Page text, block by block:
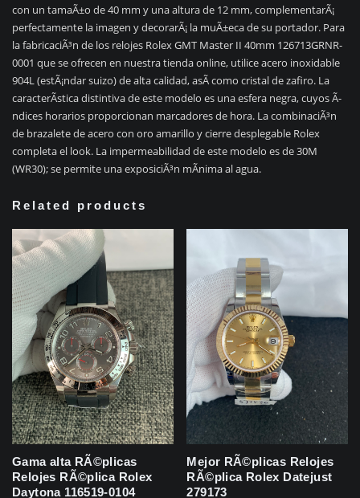
con un tamaÃ±o de 40 mm y una altura de 12 mm, complementarÃ¡
perfectamente la imagen y decorarÃ¡ la muÃ±eca de su portador. Para
la fabricaciÃ³n de los relojes Rolex GMT Master II 40mm 126713GRNR-
0001 que se ofrecen en nuestra tienda online, utilice acero inoxidable
904L (estÃ¡ndar suizo) de alta calidad, asÃ­ como cristal de zafiro. La
caracterÃ­stica distintiva de este modelo es una esfera negra, cuyos Ã­
ndices horarios proporcionan marcadores de hora. La combinaciÃ³n
de brazalete de acero con oro amarillo y cierre desplegable Rolex
completa el look. La impermeabilidad de este modelo es de 30M
(WR30); se permite una exposiciÃ³n mÃ­nima al agua.
Related products
Gama alta RÃ©plicas
Relojes RÃ©plica Rolex
Daytona 116519-0104
Mejor RÃ©plicas Relojes
RÃ©plica Rolex Datejust
279173